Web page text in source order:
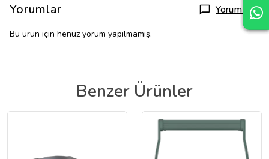
Yorumlar Yorum Yap
Bu ürün için henüz yorum yapılmamış.
Benzer Ürünler